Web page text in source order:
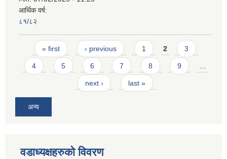
आर्थिक वर्ष:
८१/८२
Pages
« first ‹ previous 1 2 3
4 5 6 7 8 9
next › last »
अन्य
वडाध्यक्षहरुको विवरण